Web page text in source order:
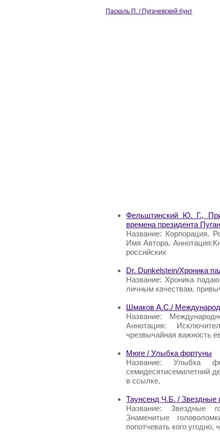
Паскаль П. / Пугачевский бунт
Фельштинский Ю. Г.,
времена президента
Название: Корпорация.
Имя Автора.
российских
Dr. Dunkelstein/Хроника
Название: Хроника
личным качествам,
Шмаков А.С./
Название:
Аннотация:
чрезвычайная важность
Мюге / Улыбка фортуны
Название: Улыбка
семидесятисемилетний
в ссылке,
Таунсенд Ч.Б. / Звездные
Название: Звездные
Знаменитые
попотчевать кого угодно,